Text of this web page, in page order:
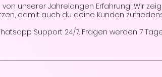
von unserer Jahrelangen Erfahrung! Wir
damit auch du deine Kunden